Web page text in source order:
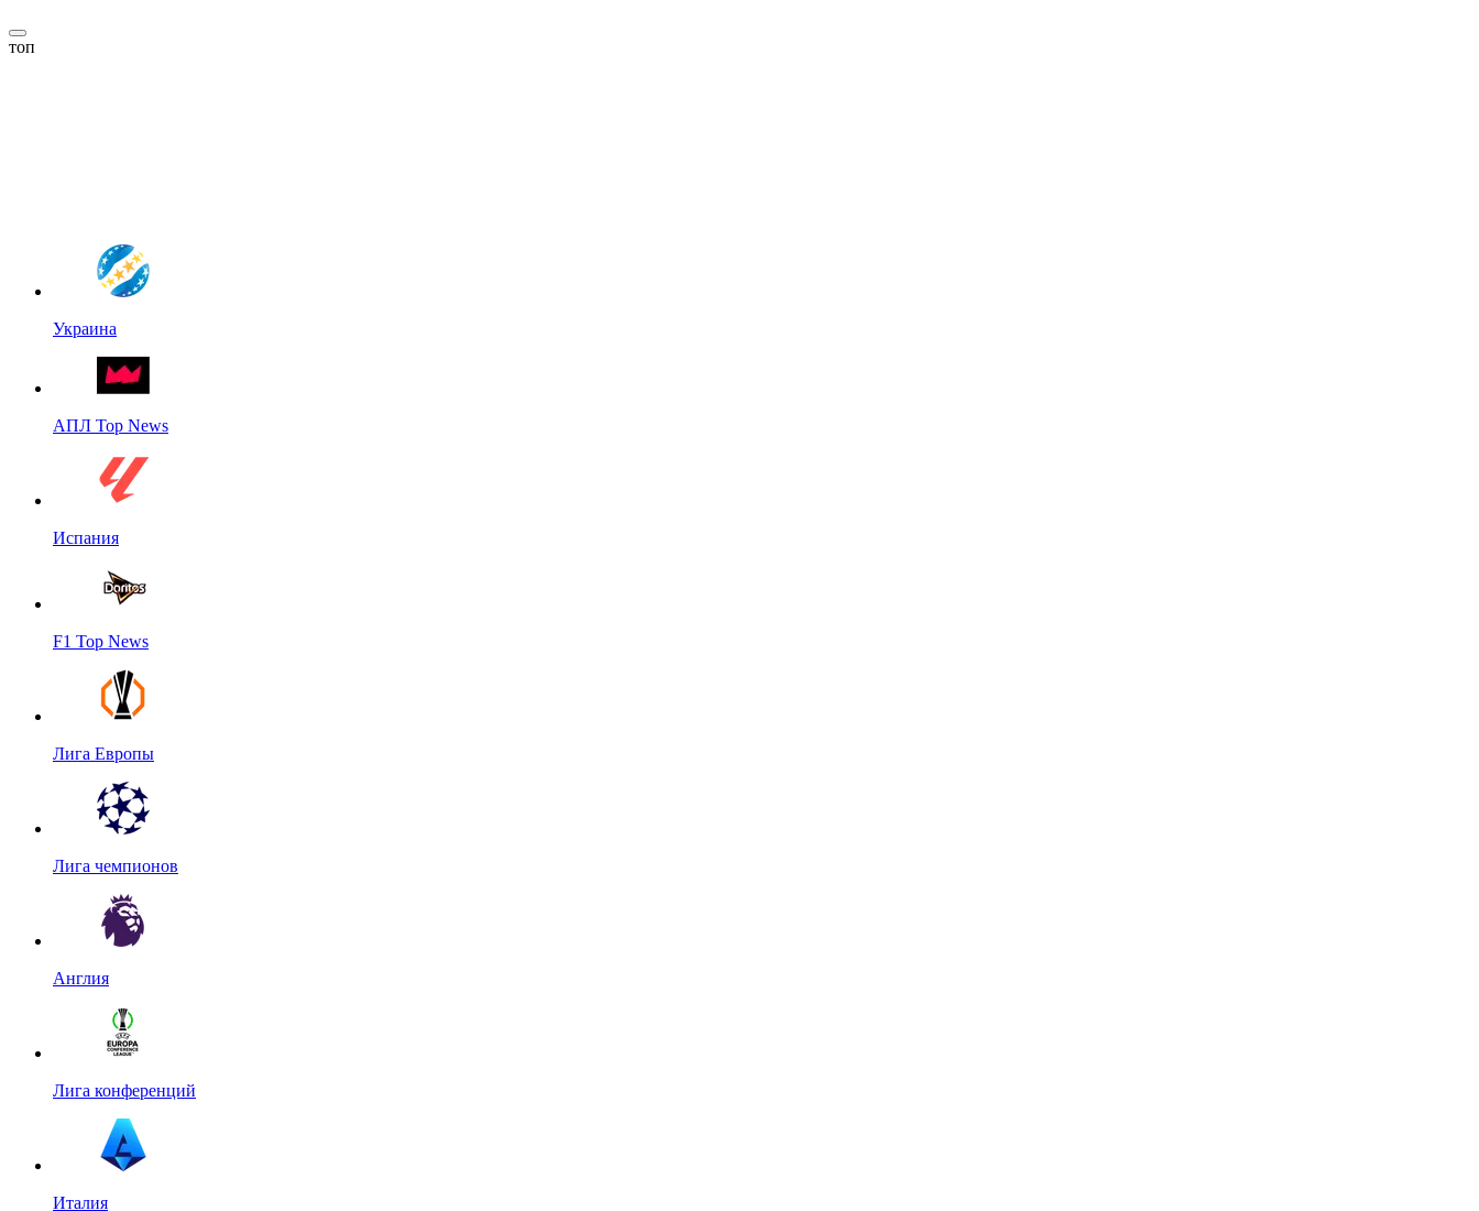
топ
Украина
АПЛ Top News
Испания
F1 Top News
Лига Европы
Лига чемпионов
Англия
Лига конференций
Италия